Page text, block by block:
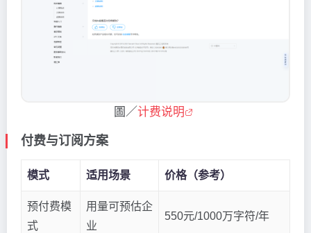
圖／计费说明
付费与订阅方案
模式 适用场景 价格（参考）
预付费模
式
用量可预估企
业
550元/1000万字符/年